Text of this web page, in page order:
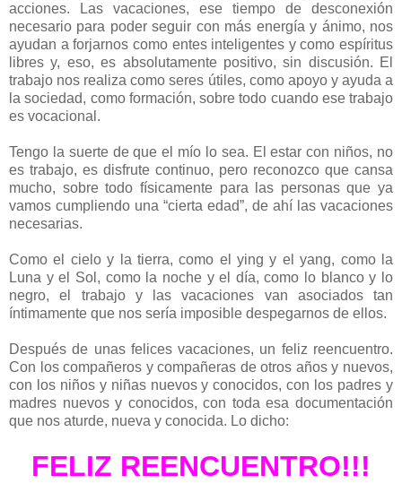
acciones. Las vacaciones, ese tiempo de desconexión
necesario para poder seguir con más energía y ánimo, nos
ayudan a forjarnos como entes inteligentes y como espíritus
libres y, eso, es absolutamente positivo, sin discusión. El
trabajo nos realiza como seres útiles, como apoyo y ayuda a
la sociedad, como formación, sobre todo cuando ese trabajo
es vocacional.
Tengo la suerte de que el mío lo sea. El estar con niños, no
es trabajo, es disfrute continuo, pero reconozco que cansa
mucho, sobre todo físicamente para las personas que ya
vamos cumpliendo una “cierta edad”, de ahí las vacaciones
necesarias.
Como el cielo y la tierra, como el ying y el yang, como la
Luna y el Sol, como la noche y el día, como lo blanco y lo
negro, el trabajo y las vacaciones van asociados tan
íntimamente que nos sería imposible despegarnos de ellos.
Después de unas felices vacaciones, un feliz reencuentro.
Con los compañeros y compañeras de otros años y nuevos,
con los niños y niñas nuevos y conocidos, con los padres y
madres nuevos y conocidos, con toda esa documentación
que nos aturde, nueva y conocida. Lo dicho:
FELIZ REENCUENTRO!!!